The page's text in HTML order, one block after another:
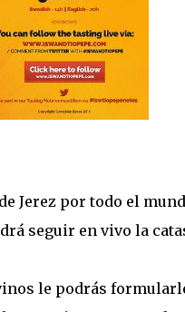
Jerez por todo el
seguir en vivo la
le podrás